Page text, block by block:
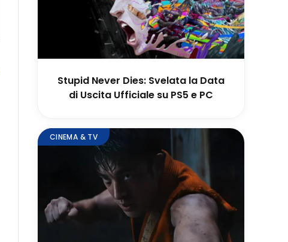
Stupid Never Dies: Svelata la Data
di Uscita Ufficiale su PS5 e PC
CINEMA & TV